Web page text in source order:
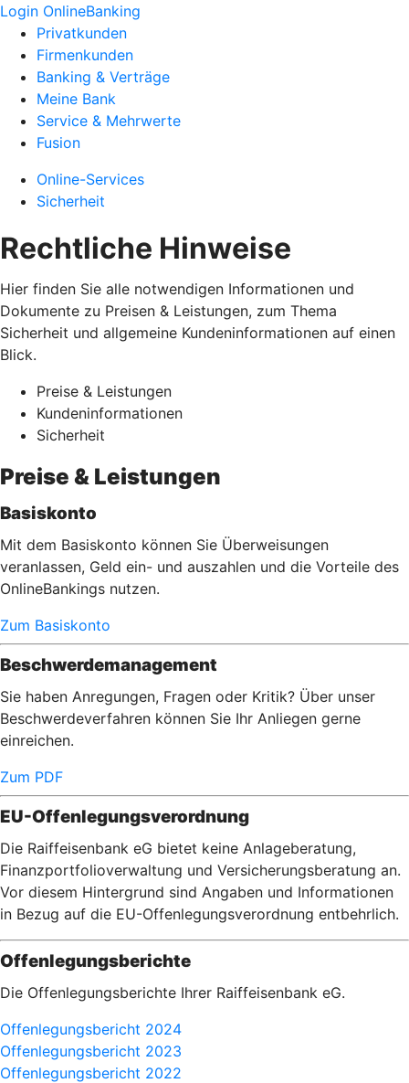
Login OnlineBanking
Privatkunden
Firmenkunden
Banking & Verträge
Meine Bank
Service & Mehrwerte
Fusion
Online-Services
Sicherheit
Rechtliche Hinweise
Hier finden Sie alle notwendigen Informationen und
Dokumente zu Preisen & Leistungen, zum Thema
Sicherheit und allgemeine Kundeninformationen auf einen
Blick.
Preise & Leistungen
Kundeninformationen
Sicherheit
Preise & Leistungen
Basiskonto
Mit dem Basiskonto können Sie Überweisungen
veranlassen, Geld ein- und auszahlen und die Vorteile des
OnlineBankings nutzen.
Zum Basiskonto
Beschwerdemanagement
Sie haben Anregungen, Fragen oder Kritik? Über unser
Beschwerdeverfahren können Sie Ihr Anliegen gerne
einreichen.
Zum PDF
EU-Offenlegungsverordnung
Die Raiffeisenbank eG bietet keine Anlageberatung,
Finanzportfolioverwaltung und Versicherungsberatung an.
Vor diesem Hintergrund sind Angaben und Informationen
in Bezug auf die EU-Offenlegungsverordnung entbehrlich.
Offenlegungsberichte
Die Offenlegungsberichte Ihrer Raiffeisenbank eG.
Offenlegungsbericht 2024
Offenlegungsbericht 2023
Offenlegungsbericht 2022